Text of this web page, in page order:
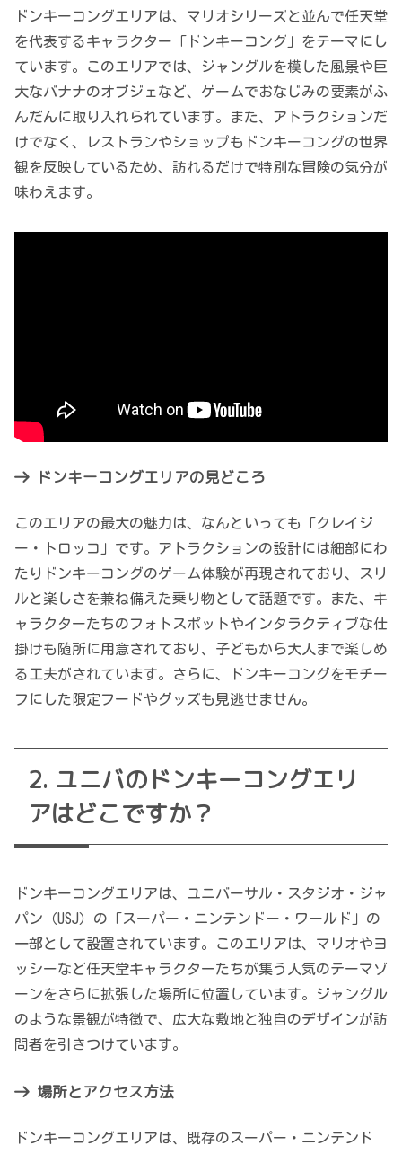
ドンキーコングエリアは、マリオシリーズと並んで任天堂
を代表するキャラクター「ドンキーコング」をテーマにし
ています。このエリアでは、ジャングルを模した風景や巨
大なバナナのオブジェなど、ゲームでおなじみの要素がふ
んだんに取り入れられています。また、アトラクションだ
けでなく、レストランやショップもドンキーコングの世界
観を反映しているため、訪れるだけで特別な冒険の気分が
味わえます。
ドンキーコングエリアの見どころ
このエリアの最大の魅力は、なんといっても「クレイジ
ー・トロッコ」です。アトラクションの設計には細部にわ
たりドンキーコングのゲーム体験が再現されており、スリ
ルと楽しさを兼ね備えた乗り物として話題です。また、キ
ャラクターたちのフォトスポットやインタラクティブな仕
掛けも随所に用意されており、子どもから大人まで楽しめ
る工夫がされています。さらに、ドンキーコングをモチー
フにした限定フードやグッズも見逃せません。
ユニバのドンキーコングエリ
アはどこですか？
ドンキーコングエリアは、ユニバーサル・スタジオ・ジャ
パン（USJ）の「スーパー・ニンテンドー・ワールド」の
一部として設置されています。このエリアは、マリオやヨ
ッシーなど任天堂キャラクターたちが集う人気のテーマゾ
ーンをさらに拡張した場所に位置しています。ジャングル
のような景観が特徴で、広大な敷地と独自のデザインが訪
問者を引きつけています。
場所とアクセス方法
ドンキーコングエリアは、既存のスーパー・ニンテンド